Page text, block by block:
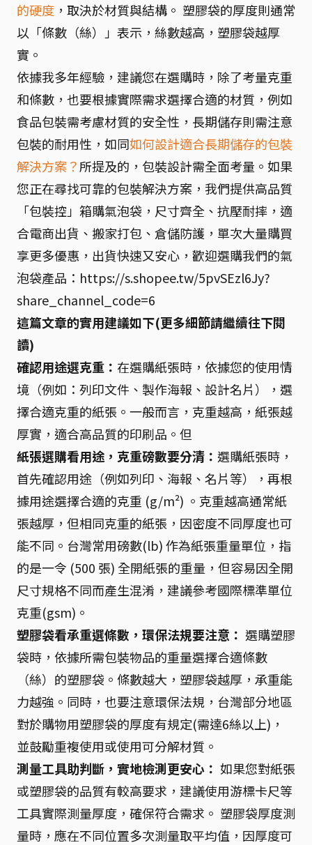
的硬度 ，取決於材質與結構。 塑膠袋的厚度則通常
以「條數（絲）」表示，絲數越高，塑膠袋越厚
實。
依據我多年經驗，建議您在選購時，除了考量克重
和條數，也要根據實際需求選擇合適的材質，例如
食品包裝需考慮材質的安全性，長期儲存則需注意
包裝的耐用性，如同如何設計適合長期儲存的包裝
解決方案？所提及的，包裝設計需全面考量。如果
您正在尋找可靠的包裝解決方案，我們提供高品質
「包裝控」箱購氣泡袋，尺寸齊全、抗壓耐摔，適
合電商出貨、搬家打包、倉儲防護，單次大量購買
享更多優惠，出貨快速又安心，歡迎選購我們的氣
泡袋產品：https://s.shopee.tw/5pvSEzl6Jy?
share_channel_code=6
這篇文章的實用建議如下(更多細節請繼續往下閱
讀)
確認用途選克重： 在選購紙張時，依據您的使用情
境（例如：列印文件、製作海報、設計名片），選
擇合適克重的紙張。一般而言，克重越高，紙張越
厚實，適合高品質的印刷品。但
紙張選購看用途，克重磅數要分清： 選購紙張時，
首先確認用途（例如列印、海報、名片等），再根
據用途選擇合適的克重 (g/m²) 。克重越高通常紙
張越厚，但相同克重的紙張，因密度不同厚度也可
能不同。台灣常用磅數(lb) 作為紙張重量單位，指
的是一令 (500 張) 全開紙張的重量，但容易因全開
尺寸規格不同而產生混淆，建議參考國際標準單位
克重(gsm)。
塑膠袋看承重選條數，環保法規要注意： 選購塑膠
袋時，依據所需包裝物品的重量選擇合適條數
（絲）的塑膠袋。條數越大，塑膠袋越厚，承重能
力越強。同時，也要注意環保法規，台灣部分地區
對於購物用塑膠袋的厚度有規定(需達6絲以上)，
並鼓勵重複使用或使用可分解材質。
測量工具助判斷，實地檢測更安心： 如果您對紙張
或塑膠袋的品質有較高要求，建議使用游標卡尺等
工具實際測量厚度，確保符合需求。 塑膠袋厚度測
量時，應在不同位置多次測量取平均值，因厚度可